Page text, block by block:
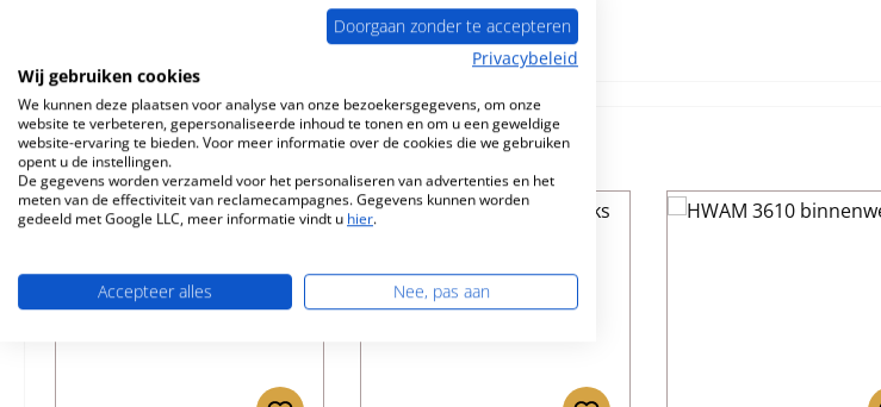
Vergelijkbare producten
Productgalerij overslaan
Doorgaan zonder te accepteren
Privacybeleid
Wij gebruiken cookies
We kunnen deze plaatsen voor analyse van onze bezoekersgegevens, om onze
website te verbeteren, gepersonaliseerde inhoud te tonen en om u een geweldige
website-ervaring te bieden. Voor meer informatie over de cookies die we gebruiken
opent u de instellingen.
De gegevens worden verzameld voor het personaliseren van advertenties en het
meten van de effectiviteit van reclamecampagnes. Gegevens kunnen worden
gedeeld met Google LLC, meer informatie vindt u hier.
Accepteer alles Nee, pas aan